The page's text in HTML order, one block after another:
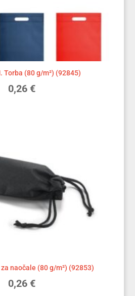
Torba (80 g/m²) (92845)
0,26 €
naočale (80 g/m²) (92853)
0,26 €